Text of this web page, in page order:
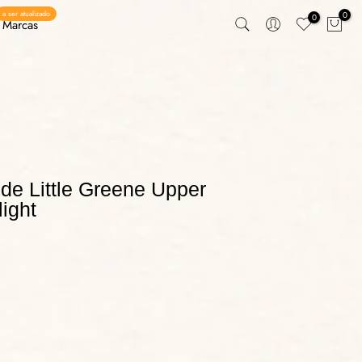
Marcas
a ser atualizado 0 0
Little Greene Upper